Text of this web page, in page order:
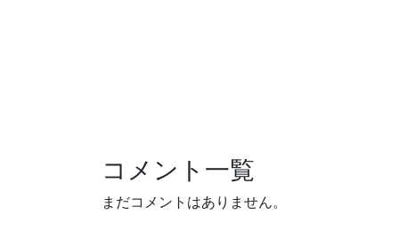
コメント一覧
まだコメントはありません。